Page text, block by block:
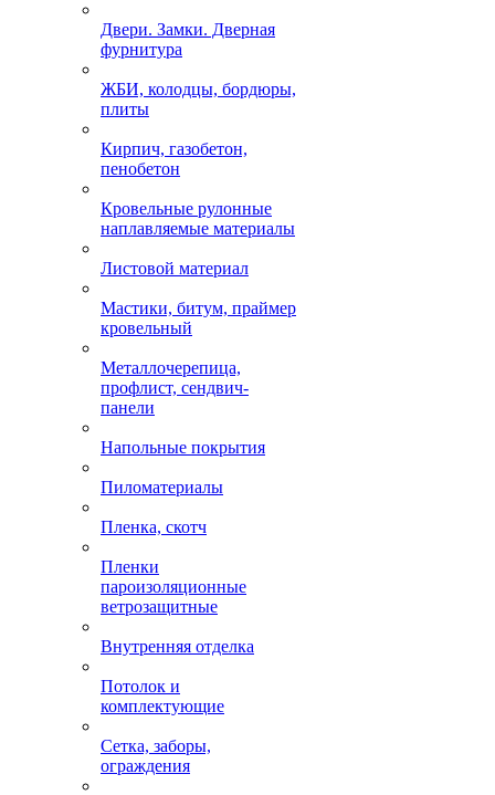
Двери. Замки. Дверная
фурнитура
ЖБИ, колодцы, бордюры,
плиты
Кирпич, газобетон,
пенобетон
Кровельные рулонные
наплавляемые материалы
Листовой материал
Мастики, битум, праймер
кровельный
Металлочерепица,
профлист, сендвич-
панели
Напольные покрытия
Пиломатериалы
Пленка, скотч
Пленки
пароизоляционные
ветрозащитные
Внутренняя отделка
Потолок и
комплектующие
Сетка, заборы,
ограждения